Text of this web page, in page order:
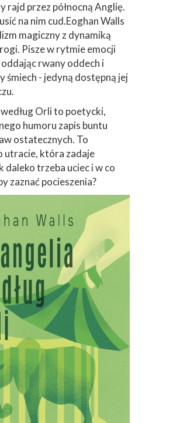
rajd przez północną Anglię.
na nim cud.Eoghan Walls
magiczny z dynamiką
Pisze w rytmie emocji
rwany oddech i
śmiech - jedyną dostępną jej
Orli to poetycki,
humoru zapis buntu
ostatecznych. To
utracie, która zadaje
daleko trzeba uciec i w co
zaznać pocieszenia?